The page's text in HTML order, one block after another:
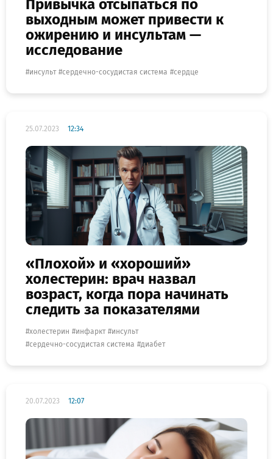
Привычка отсыпаться по
выходным может привести к
ожирению и инсультам —
исследование
инсульт сердечно-сосудистая система сердце
25.07.2023 12:34
«Плохой» и «хороший»
холестерин: врач назвал
возраст, когда пора начинать
следить за показателями
холестерин инфаркт
инсульт
сердечно-сосудистая система
диабет
20.07.2023 12:07